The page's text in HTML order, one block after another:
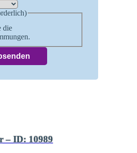
die
– ID: 10989